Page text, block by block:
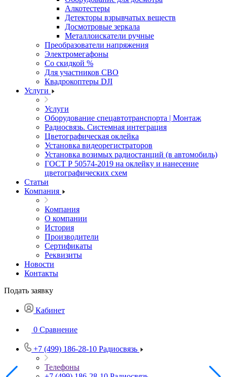
Алкотестеры
Детекторы взрывчатых веществ
Досмотровые зеркала
Металлоискатели ручные
Преобразователи напряжения
Электромегафоны
Со скидкой %
Для участников СВО
Квадрокоптеры DJI
Услуги
Услуги
Оборудование спецавтотранспорта | Монтаж
Радиосвязь. Системная интеграция
Цветографическая оклейка
Установка видеорегистраторов
Установка возимых радиостанций (в автомобиль)
ГОСТ Р 50574-2019 на оклейку и нанесение
цветографических схем
Статьи
Компания
Компания
О компании
История
Производители
Сертификаты
Реквизиты
Новости
Контакты
Подать заявку
Кабинет
0 Сравнение
+7 (499) 186-28-10 Радиосвязь
Телефоны